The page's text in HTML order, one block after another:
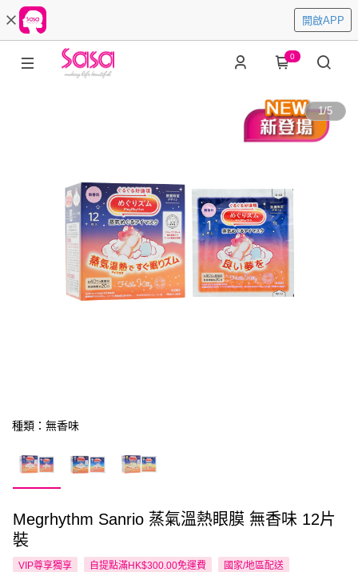
開啟APP
0
1/5
種類：無香味
Megrhythm Sanrio 蒸氣溫熱眼膜 無香味 12片
裝
VIP尊享獨享 自提點滿HK$300.00免運費 國家/地區配送